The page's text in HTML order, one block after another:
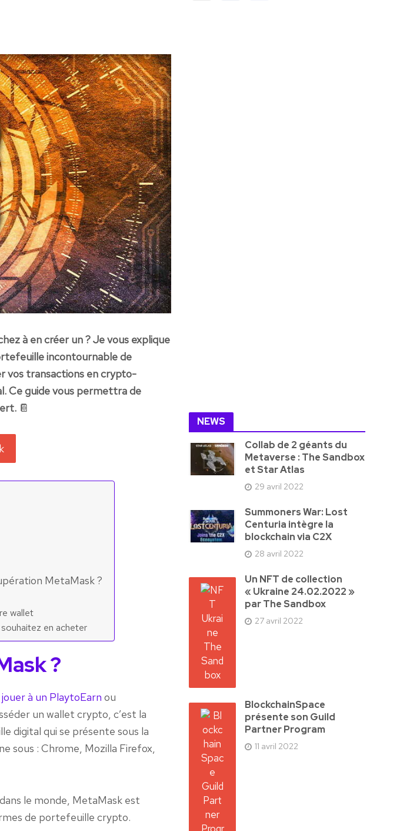
à en créer un ? Je vous explique
incontournable de
vos transactions en crypto-
Ce guide vous permettra de
📔
MetaMask ?
wallet
en acheter
?
jouer à un PlaytoEarn ou
un wallet crypto, c’est la
digital qui se présente sous la
sous : Chrome, Mozilla Firefox,
le monde, MetaMask est
de portefeuille crypto.
NEWS
Collab de 2 géants du
Metaverse : The Sandbox
et Star Atlas
29 avril 2022
Summoners War: Lost
Centuria intègre la
blockchain via C2X
28 avril 2022
Un NFT de collection
« Ukraine 24.02.2022 »
par The Sandbox
27 avril 2022
BlockchainSpace
présente son Guild
Partner Program
11 avril 2022